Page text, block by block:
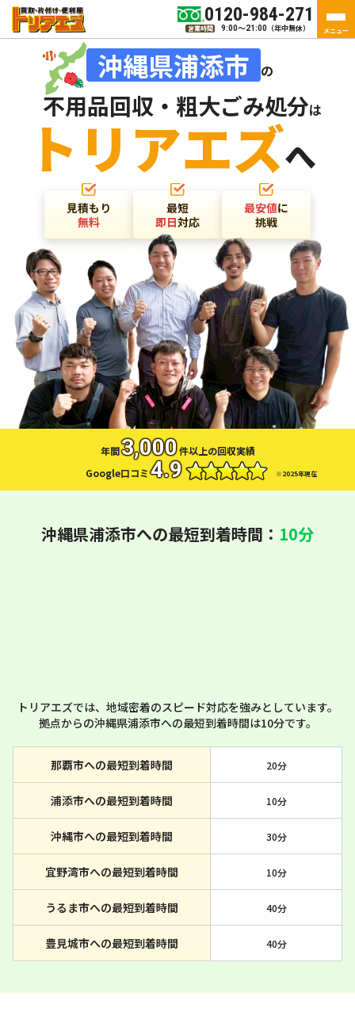
0120-984-271
営業時間 9:00～21:00 （年中無休） メニュー
お問い合わせ LINEお見積もり
年間3,000件以上の回収実績
Google口コミ 4.9 ※2025年現在
沖縄県浦添市 の
不用品回収・粗大ごみ処分は
トリアエズへ
見積もり
無料
最短
即日対応
最安値に
挑戦
沖縄県浦添市への最短到着時間： 10分
トリアエズでは、地域密着のスピード対応を強みとしています。
拠点からの沖縄県浦添市への最短到着時間は10分です。
那覇市への最短到着時間 20分
浦添市への最短到着時間 10分
沖縄市への最短到着時間 30分
宜野湾市への最短到着時間 10分
うるま市への最短到着時間 40分
豊見城市への最短到着時間 40分